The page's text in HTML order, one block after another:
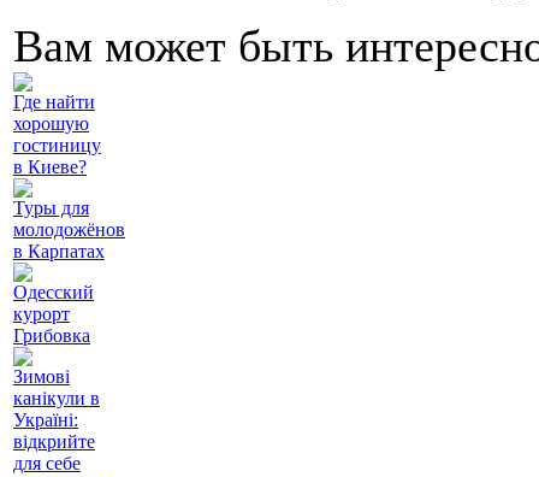
Вам может быть
Где найти
хорошую
гостиницу
в Киеве?
Туры для
молодожёнов
в Карпатах
Одесский
курорт
Грибовка
Зимові
канікули в
Україні:
відкрийте
для себе